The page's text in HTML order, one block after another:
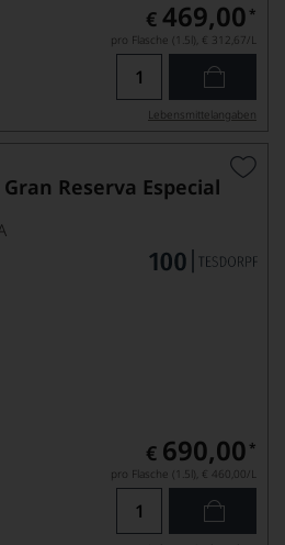
€ 469,00 *
pro Flasche (1.5l), € 312,67/L
Lebensmittel­angaben
Reserva Especial
€ 690,00 *
pro Flasche (1.5l), € 460,00/L